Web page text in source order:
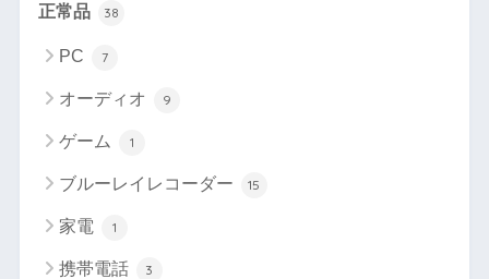
正常品 38
PC 7
オーディオ 9
ゲーム 1
ブルーレイレコーダー 15
家電 1
携帯電話 3